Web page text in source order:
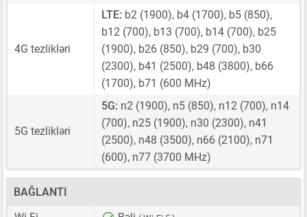
4G tezlikləri
LTE: b2 (1900), b4 (1700), b5 (850),
b12 (700), b13 (700), b14 (700), b25
(1900), b26 (850), b29 (700), b30
(2300), b41 (2500), b48 (3800), b66
(1700), b71 (600 MHz)
5G tezlikləri
5G: n2 (1900), n5 (850), n12 (700), n14
(700), n25 (1900), n30 (2300), n41
(2500), n48 (3500), n66 (2100), n71
(600), n77 (3700 MHz)
BAĞLANTI